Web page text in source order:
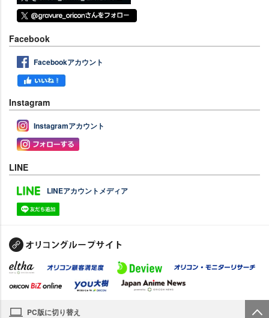
Facebook
Facebookアカウント
Instagram
Instagramアカウント
LINE
LINEアカウントメディア
PC版に切り替え